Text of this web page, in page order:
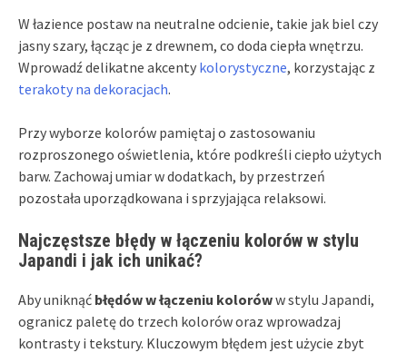
W łazience postaw na neutralne odcienie, takie jak biel czy
jasny szary, łącząc je z drewnem, co doda ciepła wnętrzu.
Wprowadź delikatne akcenty kolorystyczne, korzystając z
terakoty na dekoracjach.
Przy wyborze kolorów pamiętaj o zastosowaniu
rozproszonego oświetlenia, które podkreśli ciepło użytych
barw. Zachowaj umiar w dodatkach, by przestrzeń
pozostała uporządkowana i sprzyjająca relaksowi.
Najczęstsze błędy w łączeniu kolorów w stylu
Japandi i jak ich unikać?
Aby uniknąć błędów w łączeniu koloróww stylu Japandi,
ogranicz paletę do trzech kolorów oraz wprowadzaj
kontrasty i tekstury. Kluczowym błędem jest użycie zbyt